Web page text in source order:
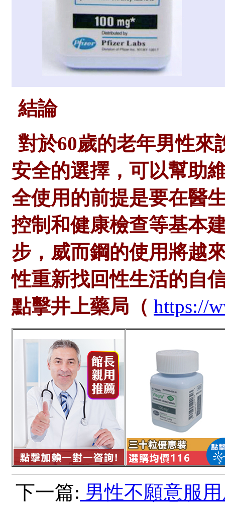
結論
對於60歲的老年男性來
安全的選擇，可以幫助
全使用的前提是要在醫
控制和健康檢查等基本
步，威而鋼的使用將越
性重新找回性生活的自
點擊井上藥局（ https://
下一篇: 男性不願意服